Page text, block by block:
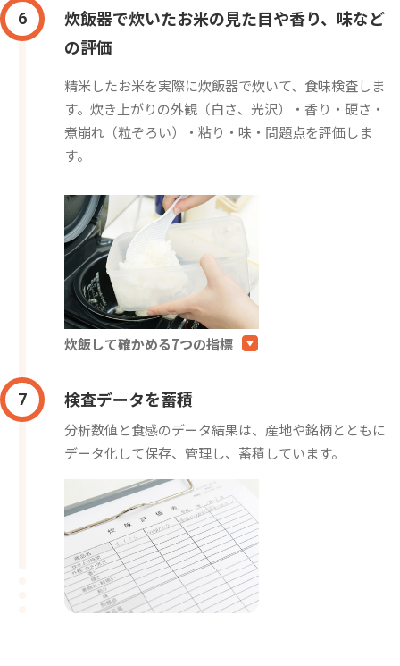
6
炊飯器で炊いたお米の見た目や香り、味など
の評価
精米したお米を実際に炊飯器で炊いて、食味検査しま
す。炊き上がりの外観（白さ、光沢）・香り・硬さ・
煮崩れ（粒ぞろい）・粘り・味・問題点を評価しま
す。
炊飯して確かめる7つの指標
7 検査データを蓄積
分析数値と食感のデータ結果は、産地や銘柄とともに
データ化して保存、管理し、蓄積しています。